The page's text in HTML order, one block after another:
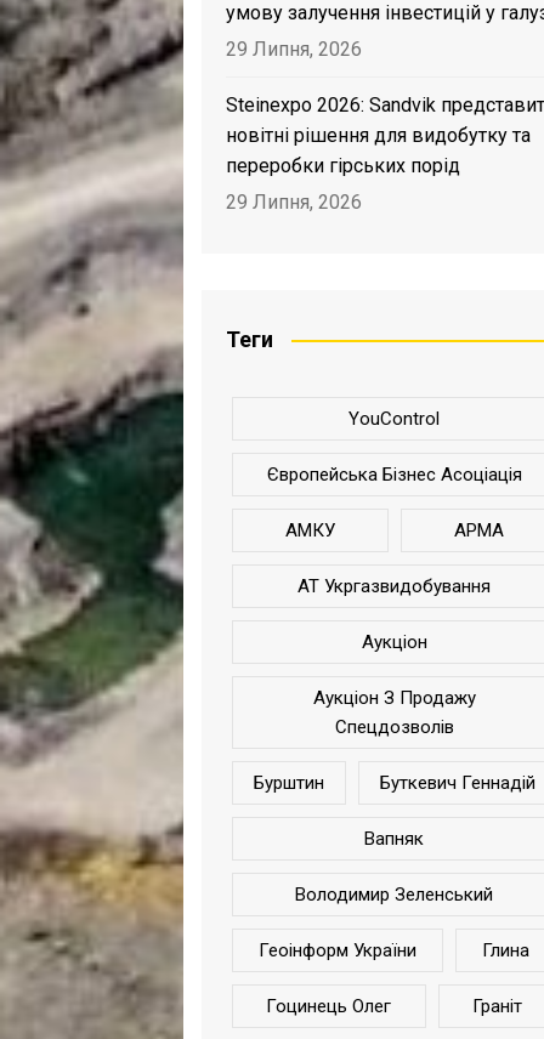
умову залучення інвестицій у
29 Липня, 2026
Steinexpo 2026: Sandvik
новітні рішення для видобутку та
переробки гірських порід
29 Липня, 2026
Теги
YouControl
Європейська Бізнес Асоціація
АМКУ АРМА
АТ Укргазвидобування
Аукціон
Аукціон З Продажу
Спецдозволів
Бурштин Буткевич Геннадій
Вапняк
Володимир Зеленський
Геоінформ України Глина
Гоцинець Олег Граніт